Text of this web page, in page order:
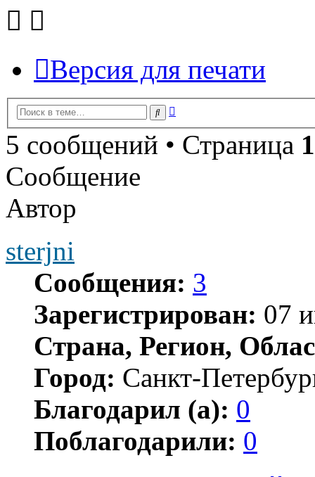
Версия для печати
Поиск
5 сообщений • Страница 1
Сообщение
Автор
sterjni
Сообщения: 3
Зарегистрирован: 07
Страна, Регион,
Город: Санкт-
Благодарил (а): 0
Поблагодарили: 0